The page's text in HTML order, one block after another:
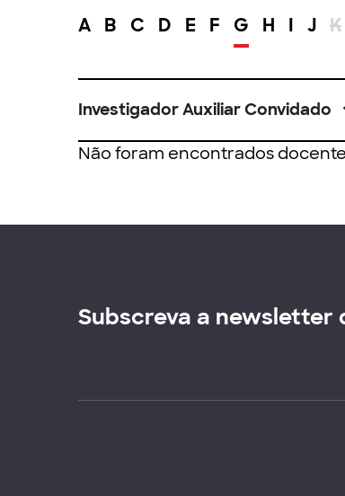
A B C D E F G H I J K
Investigador Auxiliar Convidado
Não foram encontrados
Subscreva a newsletter